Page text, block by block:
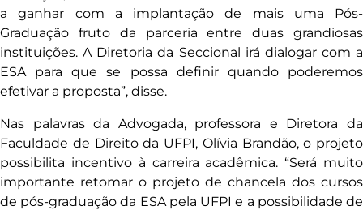
a ganhar com a implantação de mais uma Pós-
Graduação fruto da parceria entre duas grandiosas
instituições. A Diretoria da Seccional irá dialogar com a
ESA para que se possa definir quando poderemos
efetivar a proposta”, disse.
Nas palavras da Advogada, professora e Diretora da
Faculdade de Direito da UFPI, Olívia Brandão, o projeto
possibilita incentivo à carreira acadêmica. “Será muito
importante retomar o projeto de chancela dos cursos
de pós-graduação da ESA pela UFPI e a possibilidade de